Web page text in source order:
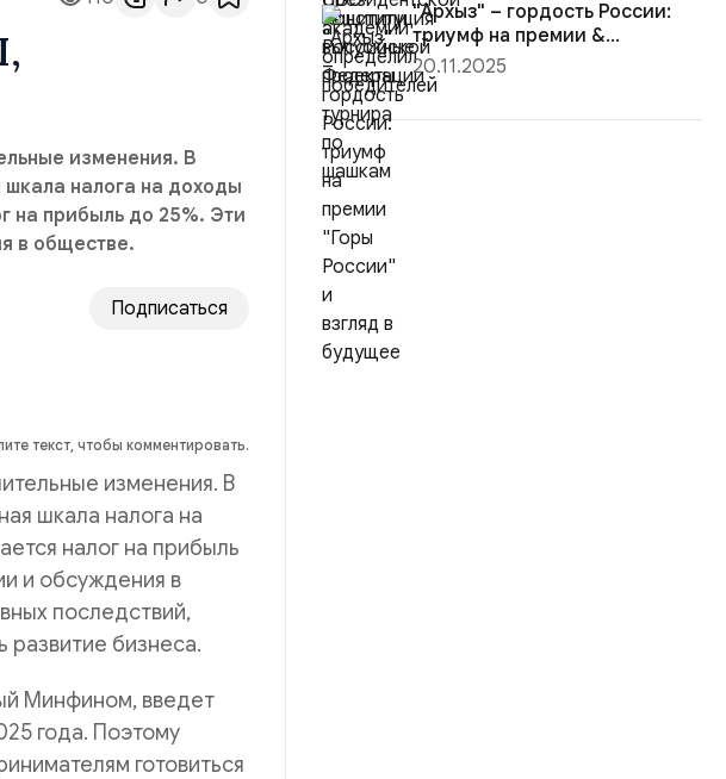
изменения. В
шкала налога на доходы
на прибыль до 25%. Эти
в обществе.
Подписаться
текст, чтобы комментировать.
изменения. В
шкала налога на
налог на прибыль
и обсуждения в
последствий,
развитие бизнеса.
Минфином, введет
года. Поэтому
готовиться
"Архыз" – гордость России:
триумф на премии &...
20.11.2025